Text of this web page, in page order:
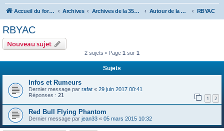
Accueil du forum Archives Archives de la 35ème Autour de la Cup RBYAC
RBYAC
Nouveau sujet
2 sujets • Page 1 sur 1
Sujets
Infos et Rumeurs
Dernier message par rafat « 29 juin 2017 00:41
Réponses : 21 1 2
Red Bull Flying Phantom
Dernier message par jean33 « 05 mars 2015 10:32